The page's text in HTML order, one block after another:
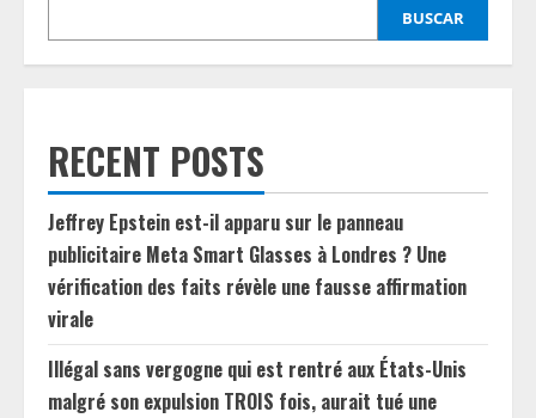
BUSCAR
RECENT POSTS
Jeffrey Epstein est-il apparu sur le panneau
publicitaire Meta Smart Glasses à Londres ? Une
vérification des faits révèle une fausse affirmation
virale
Illégal sans vergogne qui est rentré aux États-Unis
malgré son expulsion TROIS fois, aurait tué une